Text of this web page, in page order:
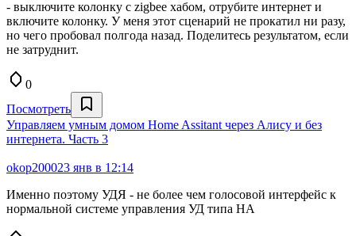
- выключите колонку с zigbee хабом, отрубите интернет и
включите колонку. У меня этот сценарий не прокатил ни разу,
но чего пробовал полгода назад. Поделитесь результатом, если
не затруднит.
0
Посмотреть
Управляем умным домом Home Assitant через Алису и без
интернета. Часть 3
okop200023 янв в 12:14
Именно поэтому УДЯ - не более чем голосовой интерфейс к
нормальной системе управления УД типа НА